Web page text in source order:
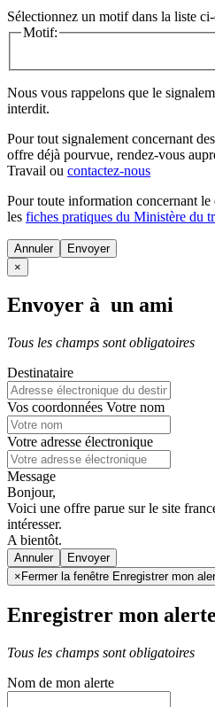
Sélectionnez un motif dans la liste ci-
Motif:
Nous vous rappelons que le
interdit.
Pour tout signalement concernant des
offre déjà pourvue, rendez-vous
Travail ou contactez-nous
Pour toute information concernant le
les fiches pratiques du Ministère du
Annuler
×
Envoyer à un ami
Tous les champs sont obligatoires
Destinataire
Vos coordonnées Votre nom
Votre adresse électronique
Message
Bonjour,
Voici une offre parue sur le site
intéresser.
A bientôt.
Annuler
× Fermer la fenêtre Enregistrer mon
Enregistrer mon alerte
Tous les champs sont obligatoires
Nom de mon alerte